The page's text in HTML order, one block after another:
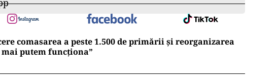
de Curtea Constituțională.